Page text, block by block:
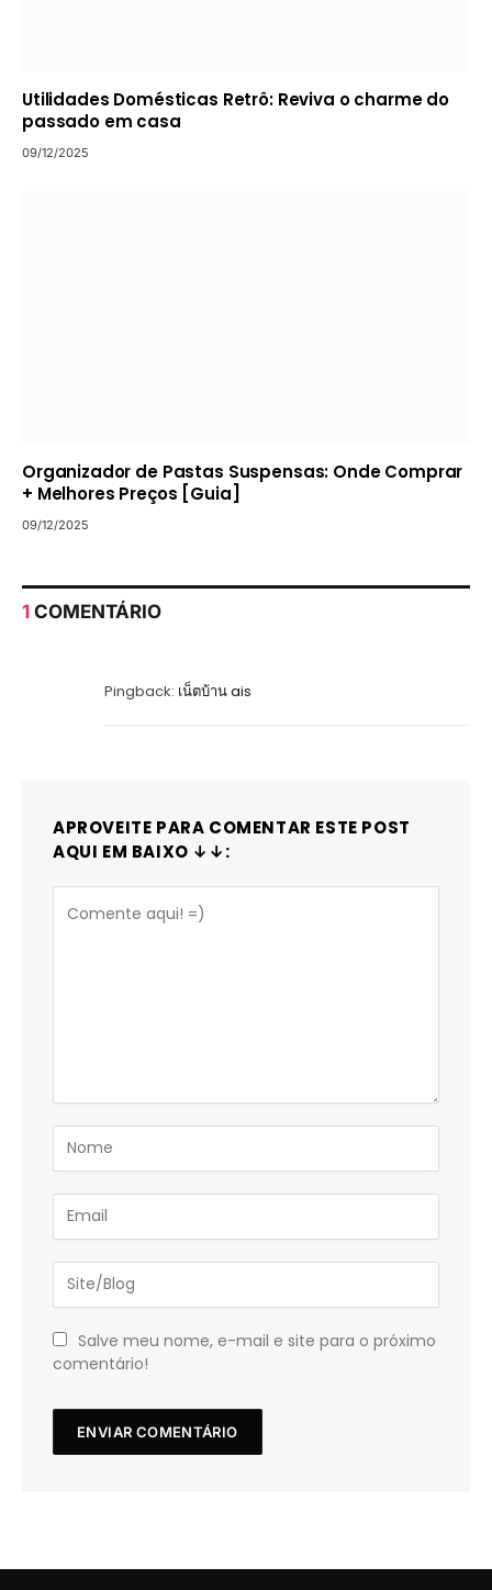
Utilidades Domésticas Retrô: Reviva o charme do
passado em casa
09/12/2025
Organizador de Pastas Suspensas: Onde Comprar
+ Melhores Preços [Guia]
09/12/2025
1 COMENTÁRIO
Pingback: เน็ตบ้าน ais
APROVEITE PARA COMENTAR ESTE POST
AQUI EM BAIXO ↓↓:
Salve meu nome, e-mail e site para o próximo
comentário!